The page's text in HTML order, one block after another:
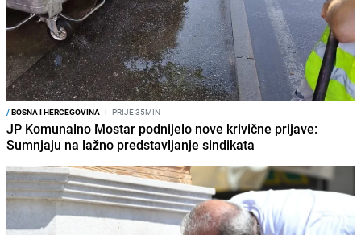
/BOSNA I HERCEGOVINA I PRIJE 35MIN
JP Komunalno Mostar podnijelo nove krivične prijave:
Sumnjaju na lažno predstavljanje sindikata